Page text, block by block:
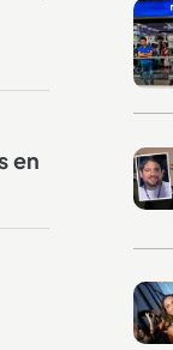
en